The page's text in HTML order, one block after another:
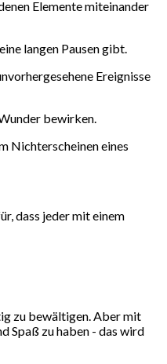
Elemente miteinander
langen Pausen gibt.
Ereignisse
bewirken.
Nichterscheinen eines
dass jeder mit einem
zu bewältigen. Aber mit
Spaß zu haben - das wird